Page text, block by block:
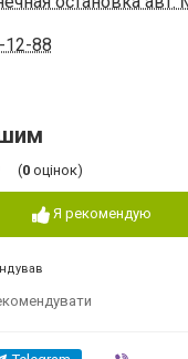
12-88
(0 оцінок)
Я рекомендую